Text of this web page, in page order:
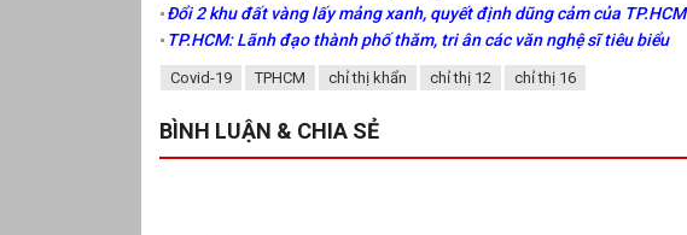
Đổi 2 khu đất vàng lấy mảng xanh, quyết định dũng cảm của TP.HCM
TP.HCM: Lãnh đạo thành phố thăm, tri ân các văn nghệ sĩ tiêu biểu
Covid-19 TPHCM chỉ thị khẩn chỉ thị 12 chỉ thị 16
BÌNH LUẬN & CHIA SẺ